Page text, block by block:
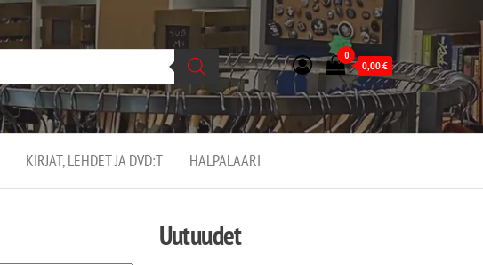
0
0,00€
KIRJAT, LEHDET JA DVD:T HALPALAARI
Uutuudet